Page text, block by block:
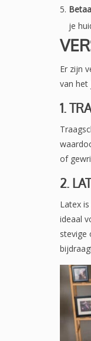
je
Er zijn
van het
1.
of
2.
Latex
ideaal
stevige